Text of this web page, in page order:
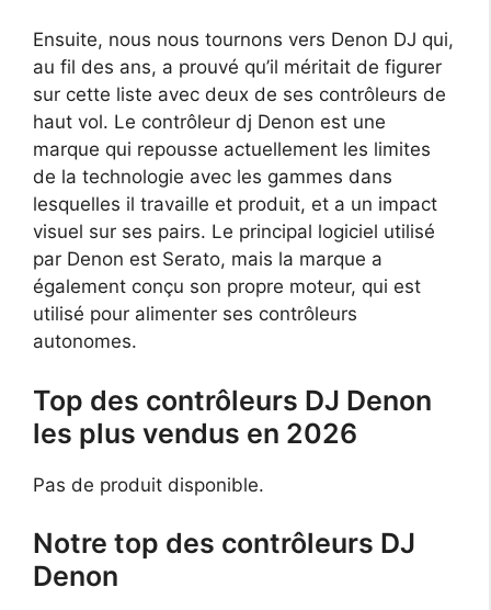
Ensuite, nous nous tournons vers Denon DJ qui,
au fil des ans, a prouvé qu’il méritait de figurer
sur cette liste avec deux de ses contrôleurs de
haut vol. Le contrôleur dj Denon est une
marque qui repousse actuellement les limites
de la technologie avec les gammes dans
lesquelles il travaille et produit, et a un impact
visuel sur ses pairs. Le principal logiciel utilisé
par Denon est Serato, mais la marque a
également conçu son propre moteur, qui est
utilisé pour alimenter ses contrôleurs
autonomes.
Top des contrôleurs DJ Denon
les plus vendus en 2026
Pas de produit disponible.
Notre top des contrôleurs DJ
Denon